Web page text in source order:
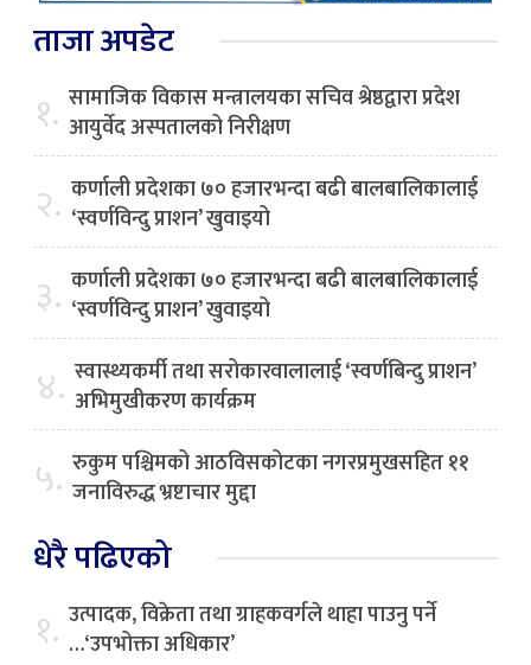
ताजा अपडेट
१. सामाजिक विकास मन्त्रालयका सचिव श्रेष्ठद्वारा प्रदेश
आयुर्वेद अस्पतालको निरीक्षण
२. कर्णाली प्रदेशका ७० हजारभन्दा बढी बालबालिकालाई
‘स्वर्णविन्दु प्राशन’ खुवाइयो
३. कर्णाली प्रदेशका ७० हजारभन्दा बढी बालबालिकालाई
‘स्वर्णविन्दु प्राशन’ खुवाइयो
४. स्वास्थ्यकर्मी तथा सरोकारवालालाई ‘स्वर्णबिन्दु प्राशन’
अभिमुखीकरण कार्यक्रम
५. रुकुम पश्चिमको आठविसकोटका नगरप्रमुखसहित ११
जनाविरुद्ध भ्रष्टाचार मुद्दा
धेरै पढिएको
१. उत्पादक, विक्रेता तथा ग्राहकवर्गले थाहा पाउनु पर्ने
…‘उपभोक्ता अधिकार’